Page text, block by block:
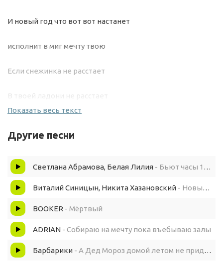
И новый год что вот вот настанет
исполнит в миг мечту твою
Если снежинка не расстает
В твоей ладони не расстает
И новый год что вот вот настанет
исполнит в миг мечту твою
Если снежинка не расстает
В твоей ладони не расстает
Пока часы 12 бьют
Показать весь текст
Другие песни
Светлана Абрамова, Белая Лилия - Бьют часы 12 раз
Виталий Синицын, Никита Хазановский - Новый год
BOOKER - Мёртвый
ADRIAN - Собираю на мечту пока въебываю залы
Барбарики - А Дед Мороз домой летом не придет ()